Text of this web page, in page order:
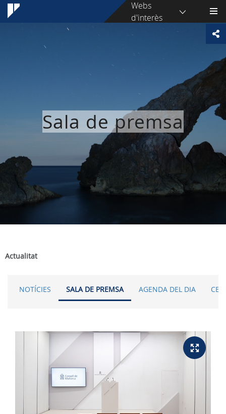
Webs
d'interès
Sala de premsa
Actualitat
NOTÍCIES SALA DE PREMSA AGENDA DEL DIA